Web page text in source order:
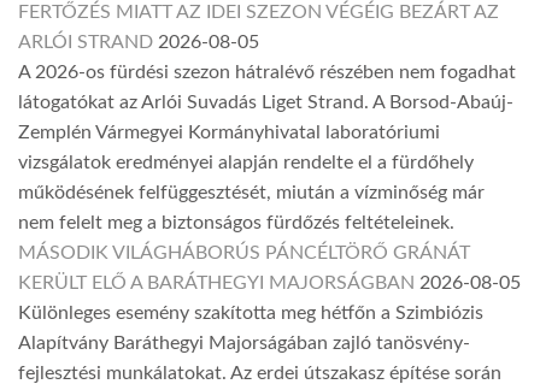
FERTŐZÉS MIATT AZ IDEI SZEZON VÉGÉIG BEZÁRT AZ
ARLÓI STRAND 2026-08-05
A 2026-os fürdési szezon hátralévő részében nem fogadhat
látogatókat az Arlói Suvadás Liget Strand. A Borsod-Abaúj-
Zemplén Vármegyei Kormányhivatal laboratóriumi
vizsgálatok eredményei alapján rendelte el a fürdőhely
működésének felfüggesztését, miután a vízminőség már
nem felelt meg a biztonságos fürdőzés feltételeinek.
MÁSODIK VILÁGHÁBORÚS PÁNCÉLTÖRŐ GRÁNÁT
KERÜLT ELŐ A BARÁTHEGYI MAJORSÁGBAN 2026-08-05
Különleges esemény szakította meg hétfőn a Szimbiózis
Alapítvány Baráthegyi Majorságában zajló tanösvény-
fejlesztési munkálatokat. Az erdei útszakasz építése során